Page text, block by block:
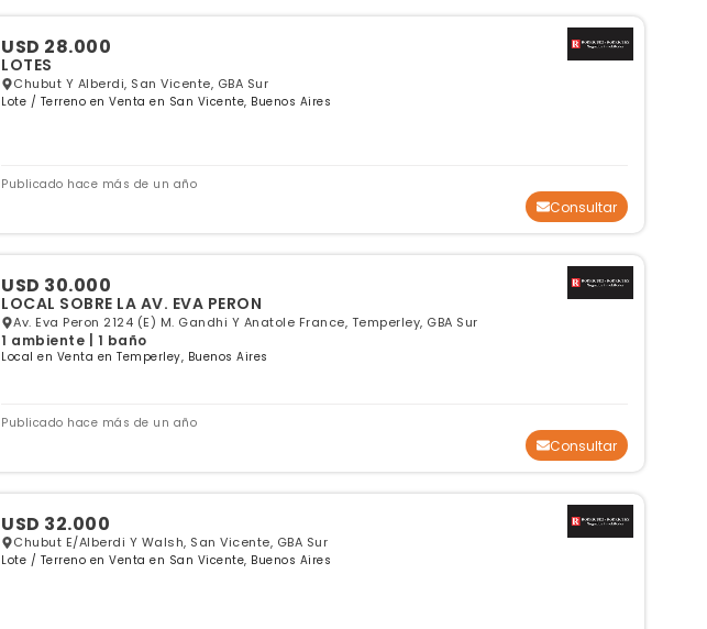
USD 28.000
LOTES
Chubut Y Alberdi, San Vicente, GBA Sur
Lote / Terreno en Venta en San Vicente, Buenos Aires
Publicado hace más de un año
Consultar
USD 30.000
LOCAL SOBRE LA AV. EVA PERON
Av. Eva Peron 2124 (E) M. Gandhi Y Anatole France, Temperley, GBA Sur
1 ambiente | 1 baño
Local en Venta en Temperley, Buenos Aires
Publicado hace más de un año
Consultar
USD 32.000
Chubut E/Alberdi Y Walsh, San Vicente, GBA Sur
Lote / Terreno en Venta en San Vicente, Buenos Aires